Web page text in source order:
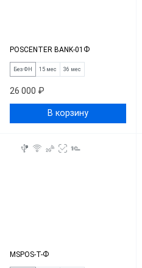
POSCENTER BANK-01Ф
Без ФН 15 мес 36 мес
26 000 ₽
В корзину
MSPOS-T-Ф